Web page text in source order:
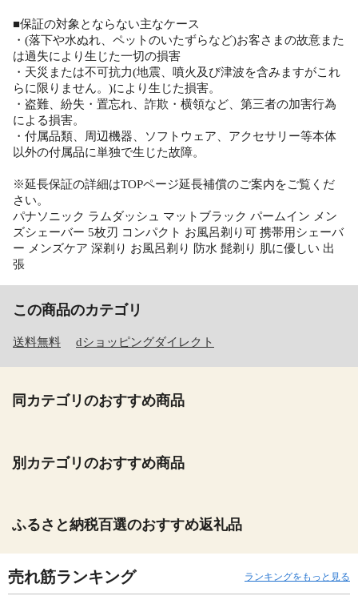
■保証の対象とならない主なケース
・(落下や水ぬれ、ペットのいたずらなど)お客さまの故意また
は過失により生じた一切の損害
・天災または不可抗力(地震、噴火及び津波を含みますがこれ
らに限りません。)により生じた損害。
・盗難、紛失・置忘れ、詐欺・横領など、第三者の加害行為
による損害。
・付属品類、周辺機器、ソフトウェア、アクセサリー等本体
以外の付属品に単独で生じた故障。
※延長保証の詳細はTOPページ延長補償のご案内をご覧くだ
さい。
パナソニック ラムダッシュ マットブラック パームイン メン
ズシェーバー 5枚刃 コンパクト お風呂剃り可 携帯用シェーバ
ー メンズケア 深剃り お風呂剃り 防水 髭剃り 肌に優しい 出
張
この商品のカテゴリ
送料無料 dショッピングダイレクト
同カテゴリのおすすめ商品
別カテゴリのおすすめ商品
ふるさと納税百選のおすすめ返礼品
売れ筋ランキング ランキングをもっと見る